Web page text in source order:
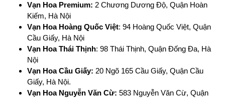
Vạn Hoa Premium: 2 Chương Dương Độ, Quận Hoàn
Kiếm, Hà Nội
Vạn Hoa Hoàng Quốc Việt: 94 Hoàng Quốc Việt, Quận
Cầu Giấy, Hà Nội
Vạn Hoa Thái Thịnh: 98 Thái Thịnh, Quận Đống Đa, Hà
Nội
Vạn Hoa Cầu Giấy: 20 Ngõ 165 Cầu Giấy, Quận Cầu
Giấy, Hà Nội.
Vạn Hoa Nguyễn Văn Cừ: 583 Nguyễn Văn Cừ, Quận